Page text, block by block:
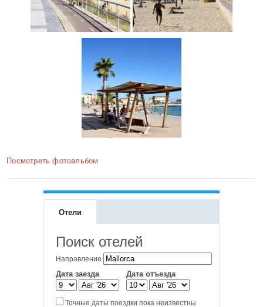
Посмотреть фотоальбом
Отели